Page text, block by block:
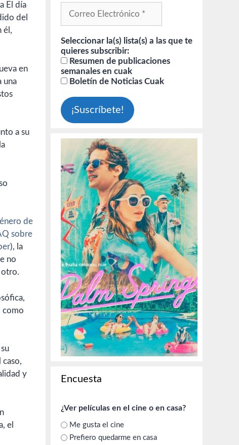
El día
del
él,
en
una
a su
de
sobre
), la
no
otro.
como
caso,
y
el
Seleccionar la(s) lista(s) a las que te
quieres subscribir:
Resumen de publicaciones
semanales en cuak
Boletín de Noticias Cuak
Encuesta
¿Ver películas en el cine o en casa?
Me gusta el cine
Prefiero quedarme en casa